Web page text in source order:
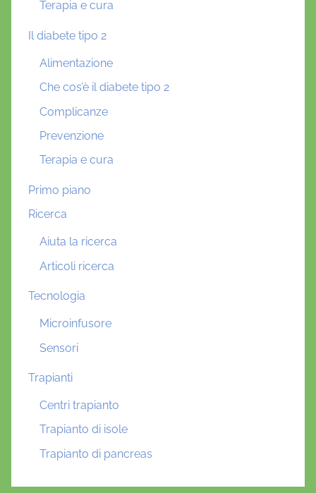
Terapia e cura
Il diabete tipo 2
Alimentazione
Che cos’è il diabete tipo 2
Complicanze
Prevenzione
Terapia e cura
Primo piano
Ricerca
Aiuta la ricerca
Articoli ricerca
Tecnologia
Microinfusore
Sensori
Trapianti
Centri trapianto
Trapianto di isole
Trapianto di pancreas